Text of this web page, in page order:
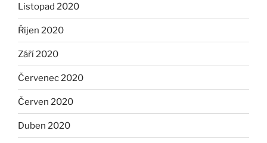
Listopad 2020
Říjen 2020
Září 2020
Červenec 2020
Červen 2020
Duben 2020